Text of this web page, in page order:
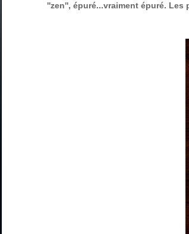
''zen'', épuré...vraiment épuré.